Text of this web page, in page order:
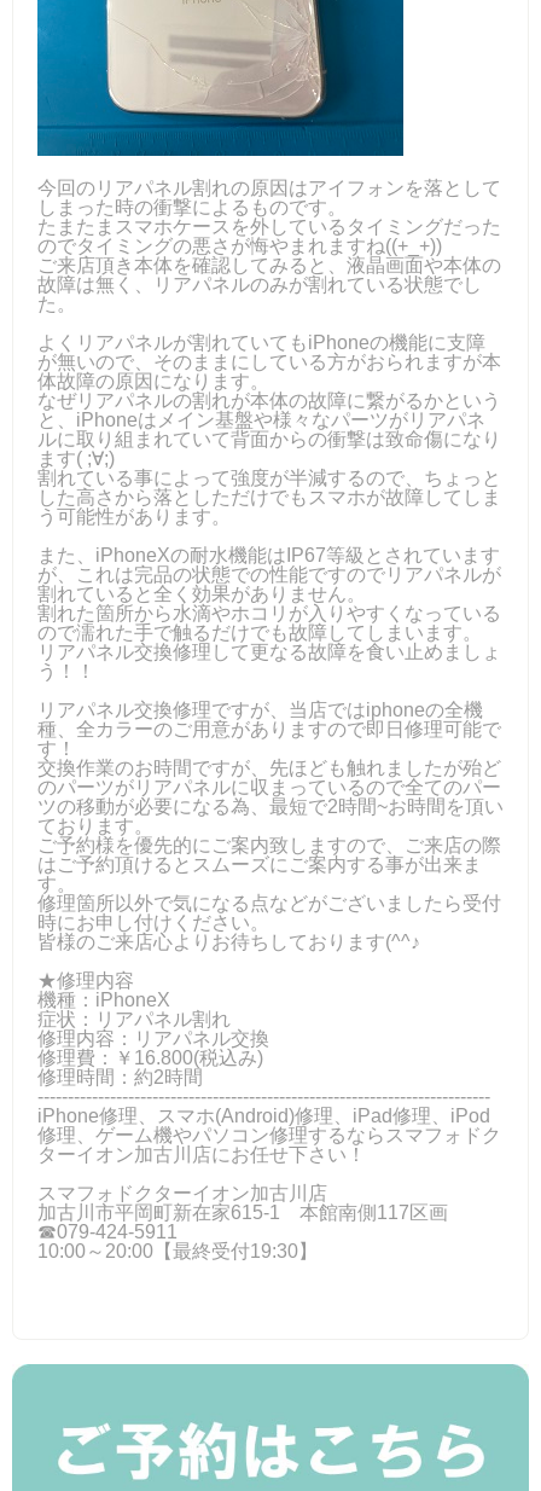
今回のリアパネル割れの原因はアイフォンを落として
しまった時の衝撃によるものです。
たまたまスマホケースを外しているタイミングだった
のでタイミングの悪さが悔やまれますね((+_+))
ご来店頂き本体を確認してみると、液晶画面や本体の
故障は無く、リアパネルのみが割れている状態でし
た。
よくリアパネルが割れていてもiPhoneの機能に支障
が無いので、そのままにしている方がおられますが本
体故障の原因になります。
なぜリアパネルの割れが本体の故障に繋がるかという
と、iPhoneはメイン基盤や様々なパーツがリアパネ
ルに取り組まれていて背面からの衝撃は致命傷になり
ます( ;∀;)
割れている事によって強度が半減するので、ちょっと
した高さから落としただけでもスマホが故障してしま
う可能性があります。
また、iPhoneXの耐水機能はIP67等級とされています
が、これは完品の状態での性能ですのでリアパネルが
割れていると全く効果がありません。
割れた箇所から水滴やホコリが入りやすくなっている
ので濡れた手で触るだけでも故障してしまいます。
リアパネル交換修理して更なる故障を食い止めましょ
う！！
リアパネル交換修理ですが、当店ではiphoneの全機
種、全カラーのご用意がありますので即日修理可能で
す！
交換作業のお時間ですが、先ほども触れましたが殆ど
のパーツがリアパネルに収まっているので全てのパー
ツの移動が必要になる為、最短で2時間~お時間を頂い
ております。
ご予約様を優先的にご案内致しますので、ご来店の際
はご予約頂けるとスムーズにご案内する事が出来ま
す。
修理箇所以外で気になる点などがございましたら受付
時にお申し付けください。
皆様のご来店心よりお待ちしております(^^♪
★修理内容
機種：iPhoneX
症状：リアパネル割れ
修理内容：リアパネル交換
修理費：￥16.800(税込み)
修理時間：約2時間
---------------------------------------------------------------------------
iPhone修理、スマホ(Android)修理、iPad修理、iPod
修理、ゲーム機やパソコン修理するならスマフォドク
ターイオン加古川店にお任せ下さい！
スマフォドクターイオン加古川店
加古川市平岡町新在家615-1 本館南側117区画
☎079-424‐5911
10:00～20:00【最終受付19:30】